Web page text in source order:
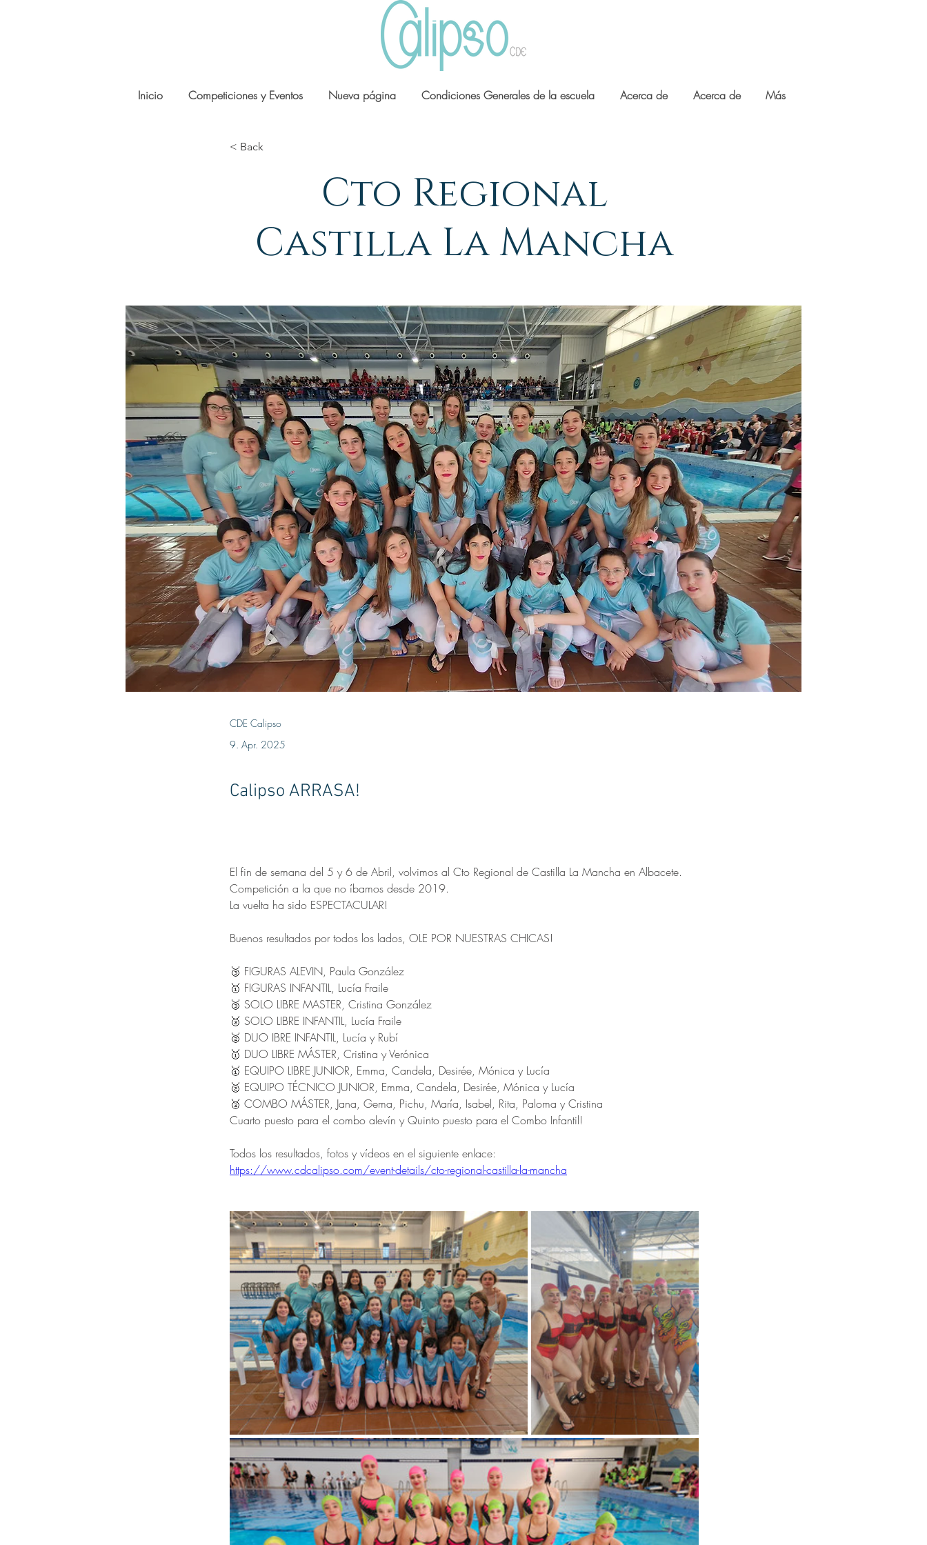
Inicio Competiciones y Eventos Nueva página Condiciones Generales de la escuela Acerca de Acerca de Más
< Back
Cto Regional
Castilla La Mancha
CDE Calipso
9. Apr. 2025
Calipso ARRASA!
El fin de semana del 5 y 6 de Abril, volvimos al Cto Regional de Castilla La Mancha en Albacete.
Competición a la que no íbamos desde 2019.
La vuelta ha sido ESPECTACULAR!
Buenos resultados por todos los lados, OLE POR NUESTRAS CHICAS!
🥉 FIGURAS ALEVIN, Paula González
🥇 FIGURAS INFANTIL, Lucía Fraile
🥉 SOLO LIBRE MASTER, Cristina González
🥈 SOLO LIBRE INFANTIL, Lucía Fraile
🥈 DUO IBRE INFANTIL, Lucía y Rubí
🥇 DUO LIBRE MÁSTER, Cristina y Verónica
🥇 EQUIPO LIBRE JUNIOR, Emma, Candela, Desirée, Mónica y Lucía
🥈 EQUIPO TÉCNICO JUNIOR, Emma, Candela, Desirée, Mónica y Lucía
🥈 COMBO MÁSTER, Jana, Gema, Pichu, María, Isabel, Rita, Paloma y Cristina
Cuarto puesto para el combo alevín y Quinto puesto para el Combo Infantil!
Todos los resultados, fotos y vídeos en el siguiente enlace:
https://www.cdcalipso.com/event-details/cto-regional-castilla-la-mancha